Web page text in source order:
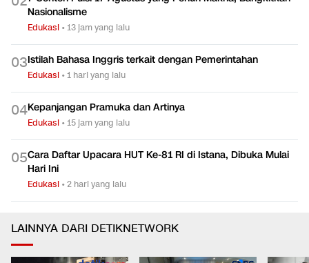
Nasionalisme
Edukasi •13 jam yang lalu
03Istilah Bahasa Inggris terkait dengan Pemerintahan
Edukasi •1 hari yang lalu
04Kepanjangan Pramuka dan Artinya
Edukasi •15 jam yang lalu
05Cara Daftar Upacara HUT Ke-81 RI di Istana, Dibuka Mulai
Hari Ini
Edukasi •2 hari yang lalu
LAINNYA DARI DETIKNETWORK